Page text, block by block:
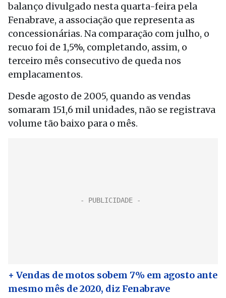
balanço divulgado nesta quarta-feira pela
Fenabrave, a associação que representa as
concessionárias. Na comparação com julho, o
recuo foi de 1,5%, completando, assim, o
terceiro mês consecutivo de queda nos
emplacamentos.
Desde agosto de 2005, quando as vendas
somaram 151,6 mil unidades, não se registrava
volume tão baixo para o mês.
+ Vendas de motos sobem 7% em agosto ante
mesmo mês de 2020, diz Fenabrave